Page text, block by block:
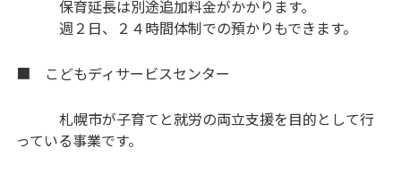
保育延長は別途追加料金がかかります。
週２日、２４時間体制での預かりもできます。
■ こどもディサービスセンター
札幌市が子育てと就労の両立支援を目的として行
っている事業です。